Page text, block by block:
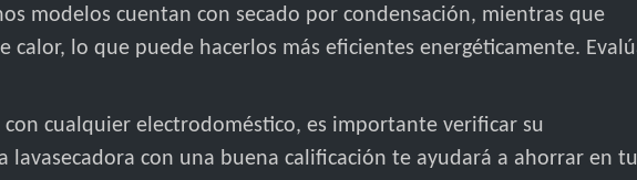
modelos cuentan con secado por condensación, mientras que
calor, lo que puede hacerlos más eficientes energéticamente.
con cualquier electrodoméstico, es importante verificar su
lavasecadora con una buena calificación te ayudará a ahorrar en tu